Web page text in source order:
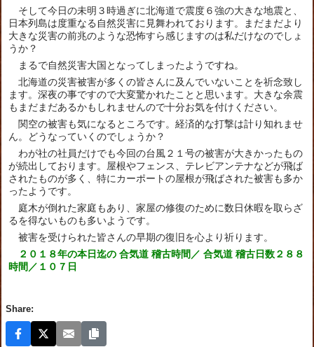
そして今日の未明３時過ぎに北海道で震度６強の大きな地震と、
日本列島は度重なる自然災害に見舞われております。まだまだより
大きな災害の前兆のような恐怖すら感じますのは私だけなのでしょ
うか？
まるで自然災害大国となってしまったようですね。
北海道の災害被害が多くの皆さんに及んでいないことを祈念致し
ます。深夜の事ですので大変驚かれたことと思います。大きな余震
もまだまだあるかもしれませんので十分お気を付けください。
関空の被害も気になるところです。経済的な打撃は計り知れませ
ん。どうなっていくのでしょうか？
わが社の社員だけでも今回の台風２１号の被害が大きかったもの
が続出しております。屋根やフェンス、テレビアンテナなどが飛ば
されたものが多く、特にカーポートの屋根が飛ばされた被害も多か
ったようです。
庭木が倒れた家庭もあり、家屋の修復のために数日休暇を取らざ
るを得ないものも多いようです。
被害を受けられた皆さんの早期の復旧を心より祈ります。
２０１８年の本日迄の 合気道 稽古時間／ 合気道 稽古日数２８８
時間／１０７日
Share: